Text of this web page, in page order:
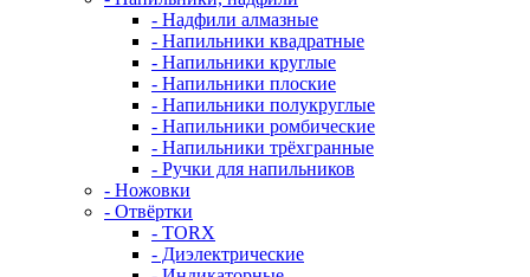
- Надфили алмазные
- Напильники квадратные
- Напильники круглые
- Напильники плоские
- Напильники полукруглые
- Напильники ромбические
- Напильники трёхгранные
- Ручки для напильников
- Ножовки
- Отвёртки
- TORX
- Диэлектрические